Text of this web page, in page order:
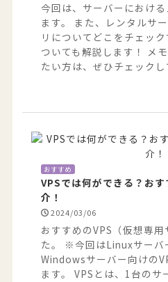
今回は、サーバーにおけ
ます。 また、レンタルサ
リについてどこをチェッ
ついても解説します！ メ
たい方は、ぜひチェック
おすすめ
VPSでは何ができる？お
介！
2024/03/06
おすすめのVPS（仮想専
た。 ※今回はLinuxサーバ
Windowsサーバー向けの
ます。 VPSとは、1台のサ